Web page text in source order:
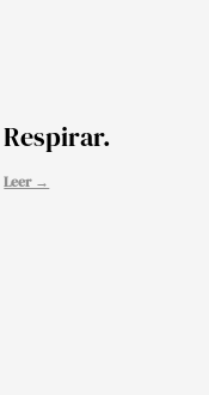
Respirar.
Leer →